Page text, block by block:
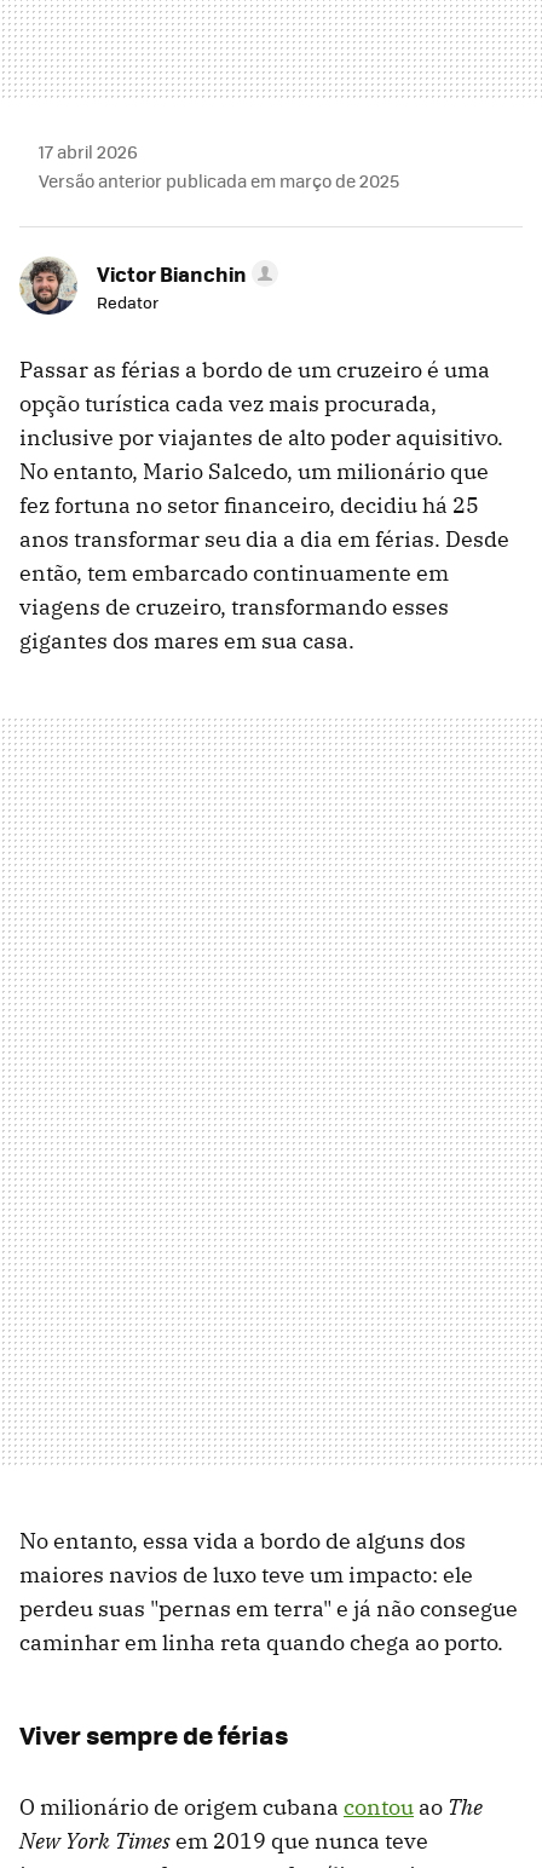
17 abril 2026
Versão anterior publicada em março de 2025
Victor Bianchin
Redator
Passar as férias a bordo de um cruzeiro é uma
opção turística cada vez mais procurada,
inclusive por viajantes de alto poder aquisitivo.
No entanto, Mario Salcedo, um milionário que
fez fortuna no setor financeiro, decidiu há 25
anos transformar seu dia a dia em férias. Desde
então, tem embarcado continuamente em
viagens de cruzeiro, transformando esses
gigantes dos mares em sua casa.
No entanto, essa vida a bordo de alguns dos
maiores navios de luxo teve um impacto: ele
perdeu suas "pernas em terra" e já não consegue
caminhar em linha reta quando chega ao porto.
Viver sempre de férias
O milionário de origem cubana contou ao The
New York Timesem 2019 que nunca teve